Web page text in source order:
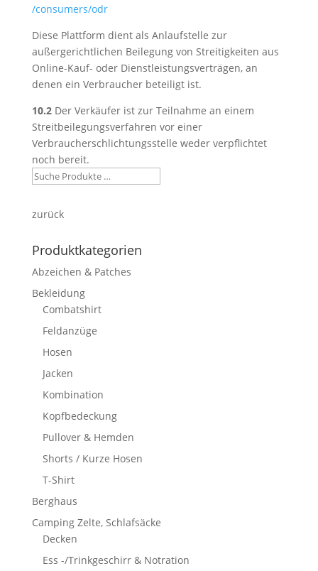
/consumers/odr
Diese Plattform dient als Anlaufstelle zur
außergerichtlichen Beilegung von Streitigkeiten aus
Online-Kauf- oder Dienstleistungsverträgen, an
denen ein Verbraucher beteiligt ist.
10.2Der Verkäufer ist zur Teilnahme an einem
Streitbeilegungsverfahren vor einer
Verbraucherschlichtungsstelle weder verpflichtet
noch bereit.
zurück
Produktkategorien
Abzeichen & Patches
Bekleidung
Combatshirt
Feldanzüge
Hosen
Jacken
Kombination
Kopfbedeckung
Pullover & Hemden
Shorts / Kurze Hosen
T-Shirt
Berghaus
Camping Zelte, Schlafsäcke
Decken
Ess -/Trinkgeschirr & Notration